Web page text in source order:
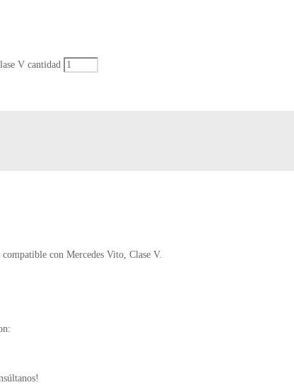
V cantidad
con Mercedes Vito, Clase V.